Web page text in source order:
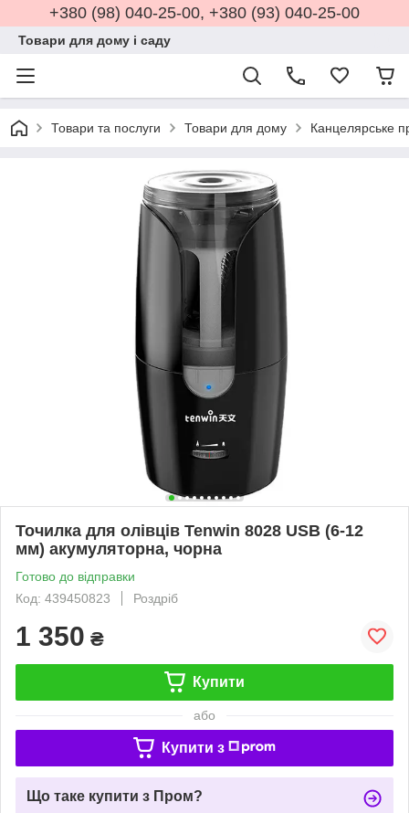
+380 (98) 040-25-00, +380 (93) 040-25-00
Товари для дому і саду
Товари та послуги Товари для дому Канцелярське
Точилка для олівців Tenwin 8028 USB (6-12
мм) акумуляторна, чорна
Готово до відправки
Код: 439450823
Роздріб
1 350 ₴
Купити
або
Купити з
Що таке купити з Пром?